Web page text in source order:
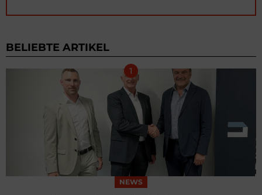
BELIEBTE ARTIKEL
NEWS